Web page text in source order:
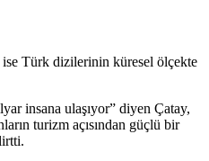
ise Türk dizilerinin küresel ölçekte
insana ulaşıyor” diyen Çatay,
turizm açısından güçlü bir